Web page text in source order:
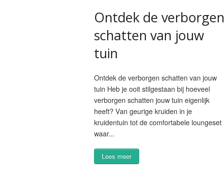
Ontdek de verborgen
schatten van jouw
tuin
Ontdek de verborgen schatten van jouw
tuin Heb je ooit stilgestaan bij hoeveel
verborgen schatten jouw tuin eigenlijk
heeft? Van geurige kruiden in je
kruidentuin tot de comfortabele loungeset
waar...
Lees meer